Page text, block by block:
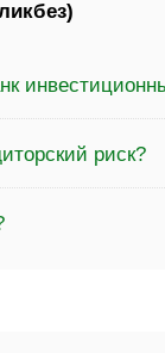
риск?